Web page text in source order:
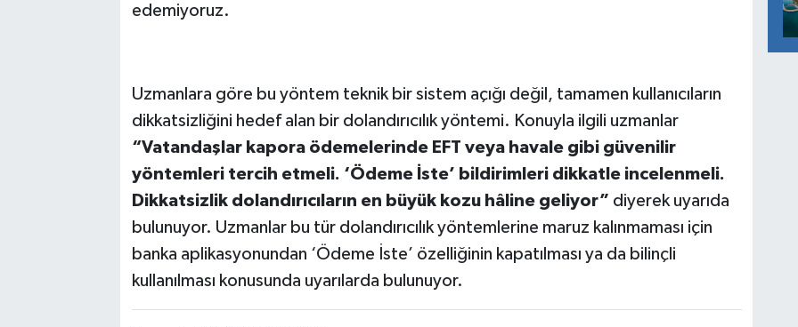
edemiyoruz.
Uzmanlara göre bu yöntem teknik bir sistem açığı değil, tamamen kullanıcıların
dikkatsizliğini hedef alan bir dolandırıcılık yöntemi. Konuyla ilgili uzmanlar
“Vatandaşlar kapora ödemelerinde EFT veya havale gibi güvenilir
yöntemleri tercih etmeli. ‘Ödeme İste’ bildirimleri dikkatle incelenmeli.
Dikkatsizlik dolandırıcıların en büyük kozu hâline geliyor” diyerek uyarıda
bulunuyor. Uzmanlar bu tür dolandırıcılık yöntemlerine maruz kalınmaması için
banka aplikasyonundan ‘Ödeme İste’ özelliğinin kapatılması ya da bilinçli
kullanılması konusunda uyarılarda bulunuyor.